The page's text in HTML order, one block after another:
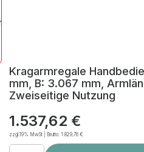
Kragarmregale
mm, B: 3.067 mm,
Zweiseitige Nutzung
1.537,62 €
zzgl.19% MwSt | Brutto:1.829,76 €